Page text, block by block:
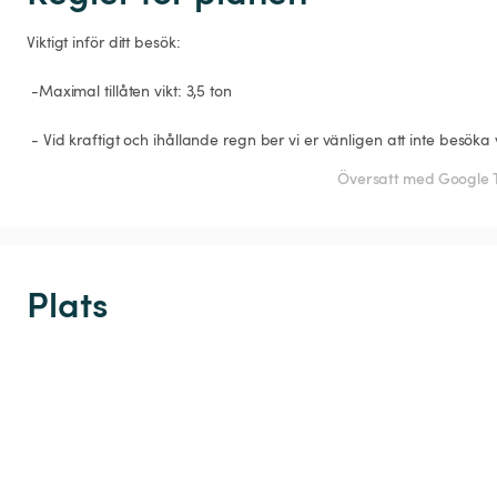
Viktigt inför ditt besök:
Översatt med Google
Plats